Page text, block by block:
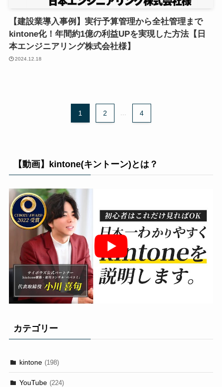
【建設業導入事例】実行予算管理から全社管理まで
kintone化！年間約1億の利益UPを実現した方法【日
本エンジニアリング株式会社様】
2024.12.18
1 2 ... 4
【動画】kintone(キントーン)とは？
カテゴリー
kintone (198)
YouTube (224)